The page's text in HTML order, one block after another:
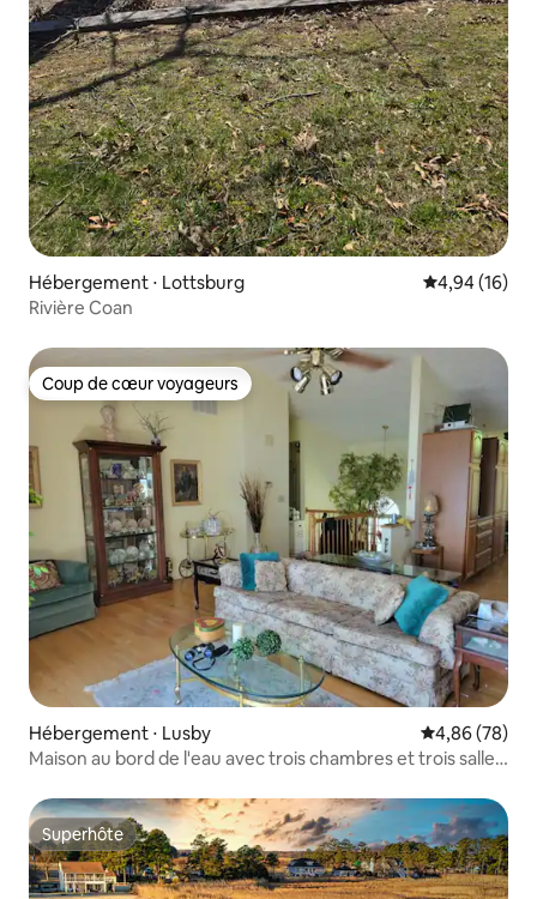
Hébergement ⋅ Lottsburg Évaluation
4,94 (16)
Rivière Coan
Coup de cœur voyageurs
Coup de cœur voyageurs
Hébergement ⋅ Lusby Évaluation
4,86 (78)
Maison au bord de l'eau avec trois chambres et trois salles
Superhôte
Superhôte